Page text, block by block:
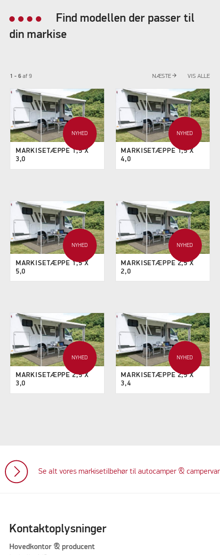
Find modellen der passer til
din markise
1 - 6af 9 NÆSTE arrow_forward VIS ALLE
NYHED
MARKISETÆPPE 1,5 X
3,0
NYHED
MARKISETÆPPE 1,5 X
4,0
NYHED
MARKISETÆPPE 1,5 X
5,0
NYHED
MARKISETÆPPE 2,5 X
2,0
NYHED
MARKISETÆPPE 2,5 X
3,0
NYHED
MARKISETÆPPE 2,5 X
3,4
Se alt vores markisetilbehør til autocamper &
Kontaktoplysninger
Hovedkontor & producent